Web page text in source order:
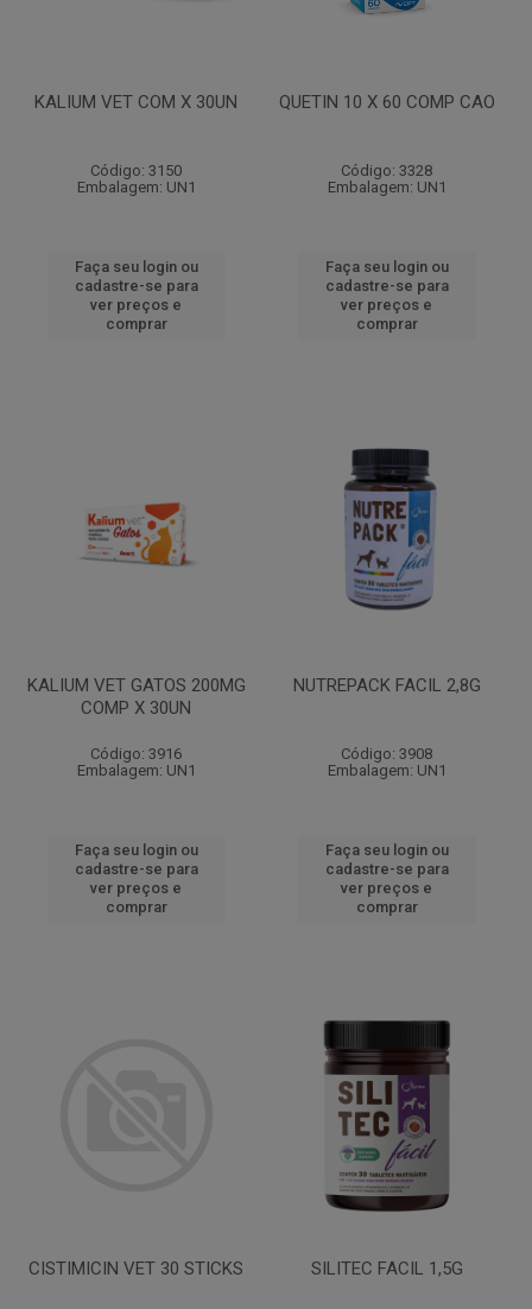
KALIUM VET COM X 30UN
Código: 3150
Embalagem: UN1
Faça seu login ou
cadastre-se para
ver preços e
comprar
QUETIN 10 X 60 COMP CAO
Código: 3328
Embalagem: UN1
Faça seu login ou
cadastre-se para
ver preços e
comprar
KALIUM VET GATOS 200MG
COMP X 30UN
Código: 3916
Embalagem: UN1
Faça seu login ou
cadastre-se para
ver preços e
comprar
NUTREPACK FACIL 2,8G
Código: 3908
Embalagem: UN1
Faça seu login ou
cadastre-se para
ver preços e
comprar
CISTIMICIN VET 30 STICKS SILITEC FACIL 1,5G